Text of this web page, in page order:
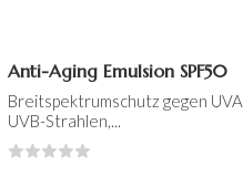
Anti-Aging Emulsion SPF50
Breitspektrumschutz gegen
UVB-Strahlen,...